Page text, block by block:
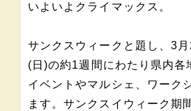
いよいよクライマックス。
サンクスウィークと題し、3
(日)の約1週間にわたり県内各
イベントやマルシェ、ワーク
ます。サンクスイウィーク期